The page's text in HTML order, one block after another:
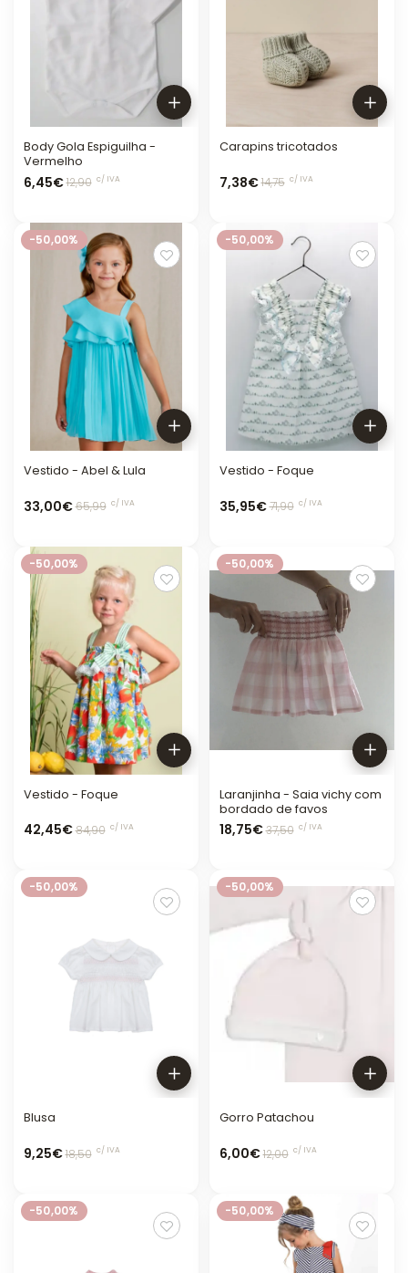
Body Gola Espiguilha -
Vermelho
6,45€12,90 c/ IVA
Carapins tricotados
7,38€14,75 c/ IVA
-50,00%
Vestido - Abel & Lula
33,00€65,99 c/ IVA
-50,00%
Vestido - Foque
35,95€71,90 c/ IVA
-50,00%
Vestido - Foque
42,45€84,90 c/ IVA
-50,00%
Laranjinha - Saia vichy com
bordado de favos
18,75€37,50 c/ IVA
-50,00%
Blusa
9,25€18,50 c/ IVA
-50,00%
Gorro Patachou
6,00€12,00 c/ IVA
-50,00% -50,00%